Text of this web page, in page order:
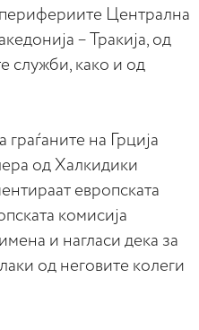
перифериите Централна
– Тракија, од
служби, како и од
на Грција
од Халкидики
европската
комисија
и нагласи дека за
од неговите колеги